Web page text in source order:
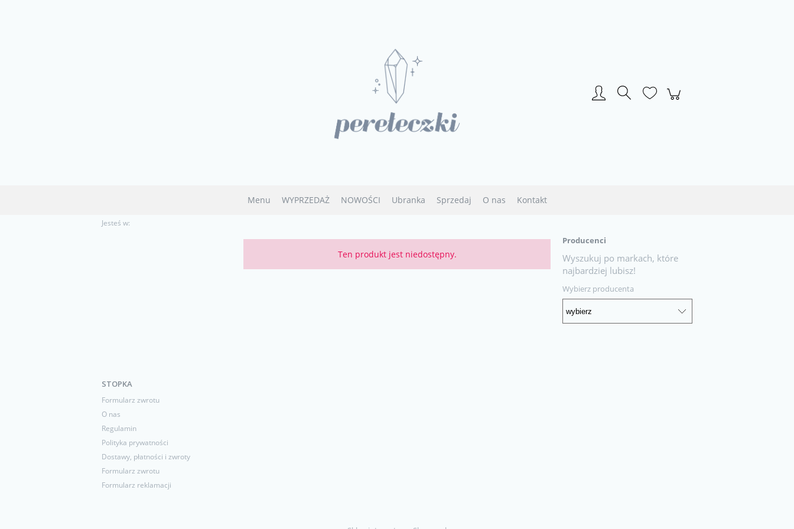
Menu WYPRZEDAŻ NOWOŚCI Ubranka Sprzedaj O nas Kontakt
Jesteś w:
Ten produkt jest niedostępny.
Producenci
Wyszukuj po markach, które
najbardziej lubisz!
Wybierz producenta
STOPKA
Formularz zwrotu
O nas
Regulamin
Polityka prywatności
Dostawy, płatności i zwroty
Formularz zwrotu
Formularz reklamacji